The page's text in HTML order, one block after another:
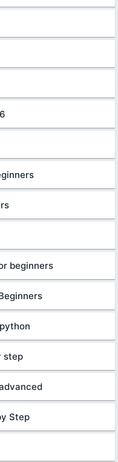
beginners
step
Step